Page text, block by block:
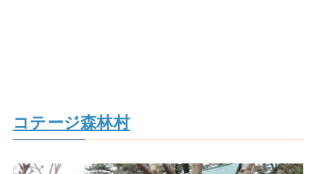
コテージ森林村